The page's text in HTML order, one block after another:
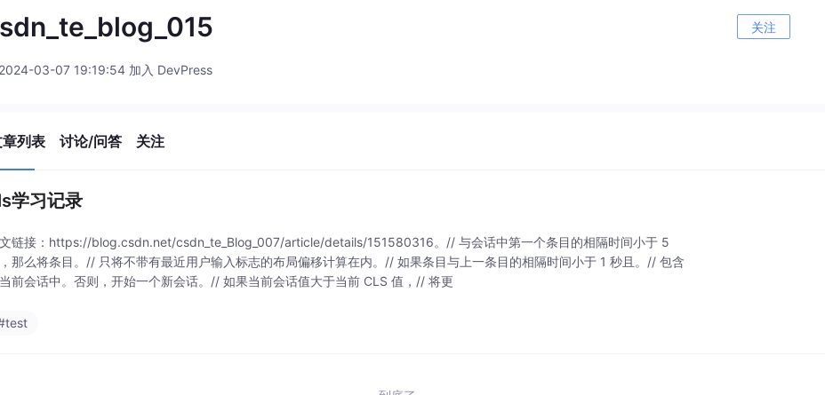
关注
2024-03-07 19:19:54 加入 DevPress
列表 讨论/问答 关注
学习记录
链接：https://blog.csdn.net/csdn_te_Blog_007/article/details/151580316。// 与会话中第一个条目的相隔时间小于 5
那么将条目。// 只将不带有最近用户输入标志的布局偏移计算在内。// 如果条目与上一条目的相隔时间小于 1 秒且。// 包含
前会话中。否则，开始一个新会话。// 如果当前会话值大于当前 CLS 值，// 将更